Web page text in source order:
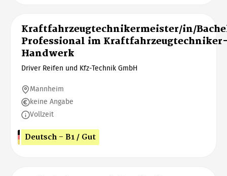
Kraftfahrzeugtechnikermeister/in/
Professional im
Handwerk
Driver Reifen und Kfz-Technik GmbH
Mannheim
keine Angabe
Vollzeit
Deutsch - B1 / Gut